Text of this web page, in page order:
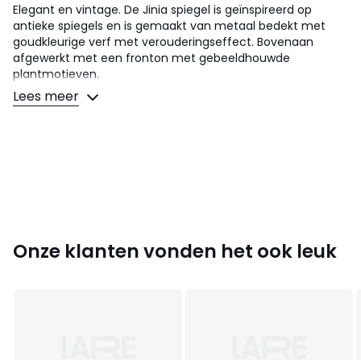
Elegant en vintage. De Jinia spiegel is geïnspireerd op
antieke spiegels en is gemaakt van metaal bedekt met
goudkleurige verf met verouderingseffect. Bovenaan
afgewerkt met een fronton met gebeeldhouwde
plantmotieven.
Hij wordt aan de muur bevestigd en kan ook op een
meubelstuk of een open haard worden geplaatst. Een
meegeleverd)
Lees meer
Onze klanten vonden het ook leuk